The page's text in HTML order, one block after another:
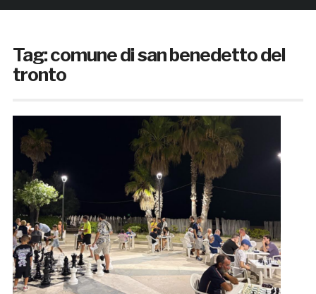
Tag:comune di san benedetto del
tronto